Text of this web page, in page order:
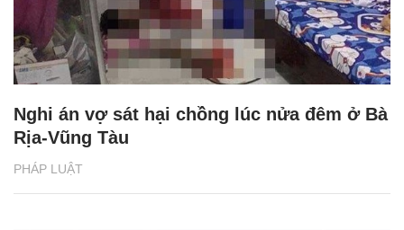
PHÁP LUẬT
Nghi án vợ sát hại chồng lúc nửa đêm ở Bà
Rịa-Vũng Tàu